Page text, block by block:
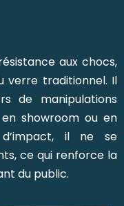
aux chocs,
verre traditionnel. Il
de manipulations
showroom ou en
il ne se
ce qui renforce la
du public.